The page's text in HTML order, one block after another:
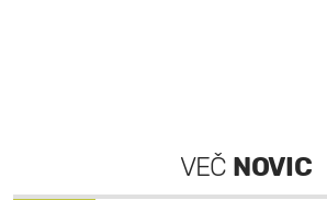
VEČ NOVIC